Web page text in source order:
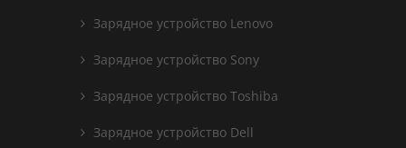
Зарядное устройство Lenovo
Зарядное устройство Sony
Зарядное устройство Toshiba
Зарядное устройство Dell